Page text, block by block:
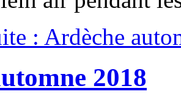
: Ardèche
2018